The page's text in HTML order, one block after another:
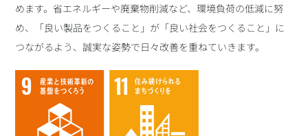
めます。省エネルギーや廃棄物削減など、環境負荷の低減に努
め、「良い製品をつくること」が「良い社会をつくること」に
つながるよう、誠実な姿勢で日々改善を重ねていきます。